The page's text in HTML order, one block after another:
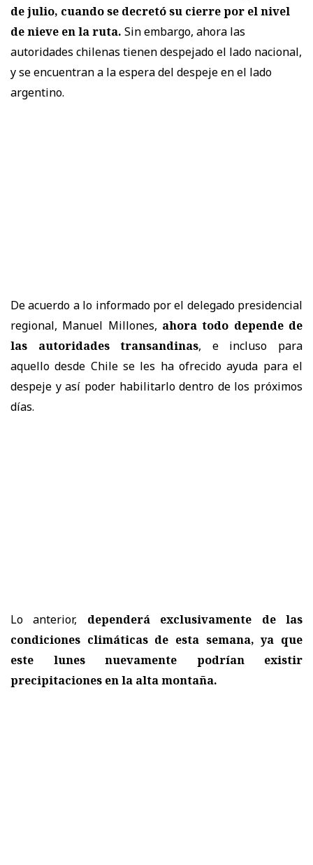
de julio, cuando se decretó su cierre por el nivel
de nieve en la ruta. Sin embargo, ahora las
autoridades chilenas tienen despejado el lado nacional,
y se encuentran a la espera del despeje en el lado
argentino.
De acuerdo a lo informado por el delegado presidencial
regional, Manuel Millones, ahora todo depende de
las autoridades transandinas, e incluso para
aquello desde Chile se les ha ofrecido ayuda para el
despeje y así poder habilitarlo dentro de los próximos
días.
Lo anterior, dependerá exclusivamente de las
condiciones climáticas de esta semana, ya que
este lunes nuevamente podrían existir
precipitaciones en la alta montaña.